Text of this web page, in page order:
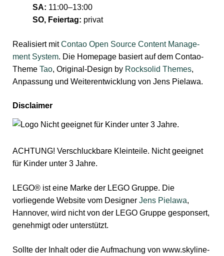
SA: 11:00–13:00
SO, Feiertag: privat
Realisiert mitContao Open Source Content Manage­
ment System. Die Home­page basiert auf dem Contao-
Theme Tao, Original-Design by Rock­solid Themes,
Anpassung und Weiter­entwicklung von Jens Pielawa.
Disclaimer
ACHTUNG! Ver­schluck­bare Klein­teile. Nicht ge­eig­net
für Kinder unter 3 Jahre.
LEGO® ist eine Marke der LEGO Gruppe. Die
vorliegende Website vom Designer Jens Pielawa,
Hannover, wird nicht von der LEGO Gruppe gesponsert,
genehmigt oder unterstützt.
Sollte der Inhalt oder die Auf­machung von www.skyline-